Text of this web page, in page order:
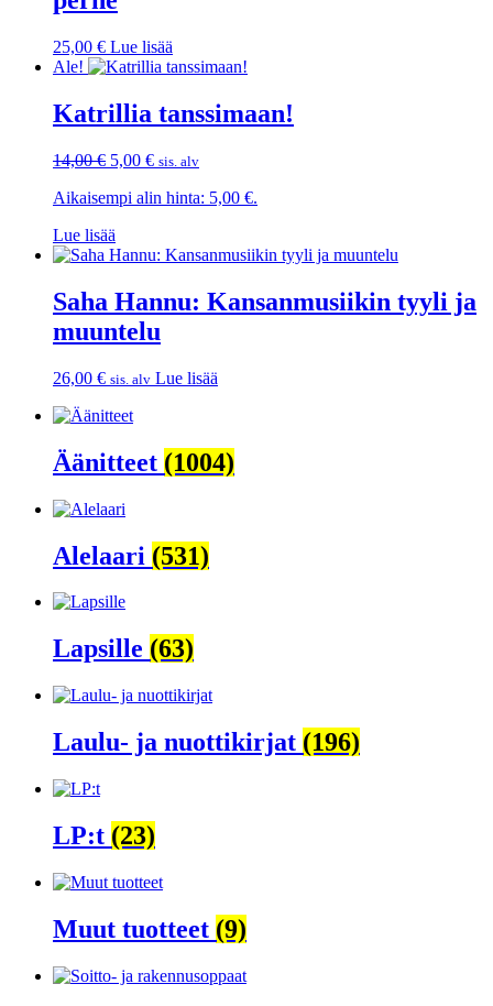
25,00 € Lue lisää
Ale!
Katrillia tanssimaan!
14,00€ Alkuperäinen
oli:
5,00 €Nykyinen
on:
sis. alv
Aikaisempi alin hinta: 5,00 €.
Lue lisää
Saha Hannu: Kansanmusiikin tyyli ja
muuntelu
26,00 € sis. alv Lue lisää
Äänitteet (1004)
Alelaari (531)
Lapsille (63)
Laulu- ja nuottikirjat (196)
LP:t (23)
Muut tuotteet (9)